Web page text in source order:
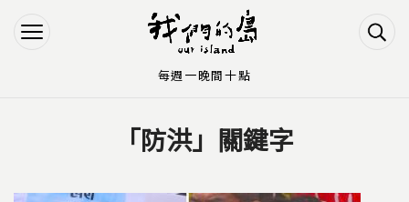
Jump to Navigation
Jump to Main content
「防洪」關鍵字
每週一晚間十點